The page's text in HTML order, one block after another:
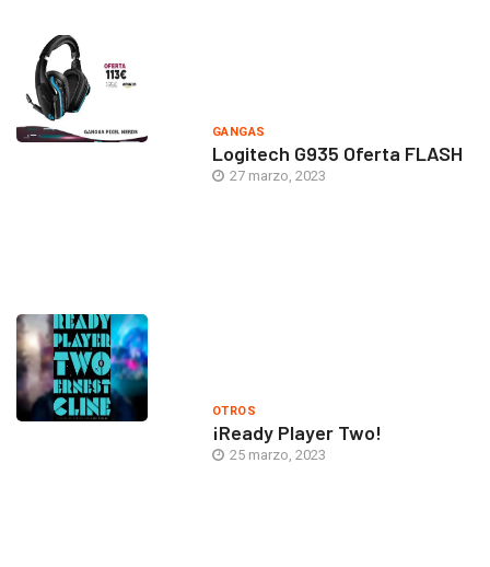
GANGAS
Logitech G935 Oferta FLASH
27 marzo, 2023
OTROS
¡Ready Player Two!
25 marzo, 2023